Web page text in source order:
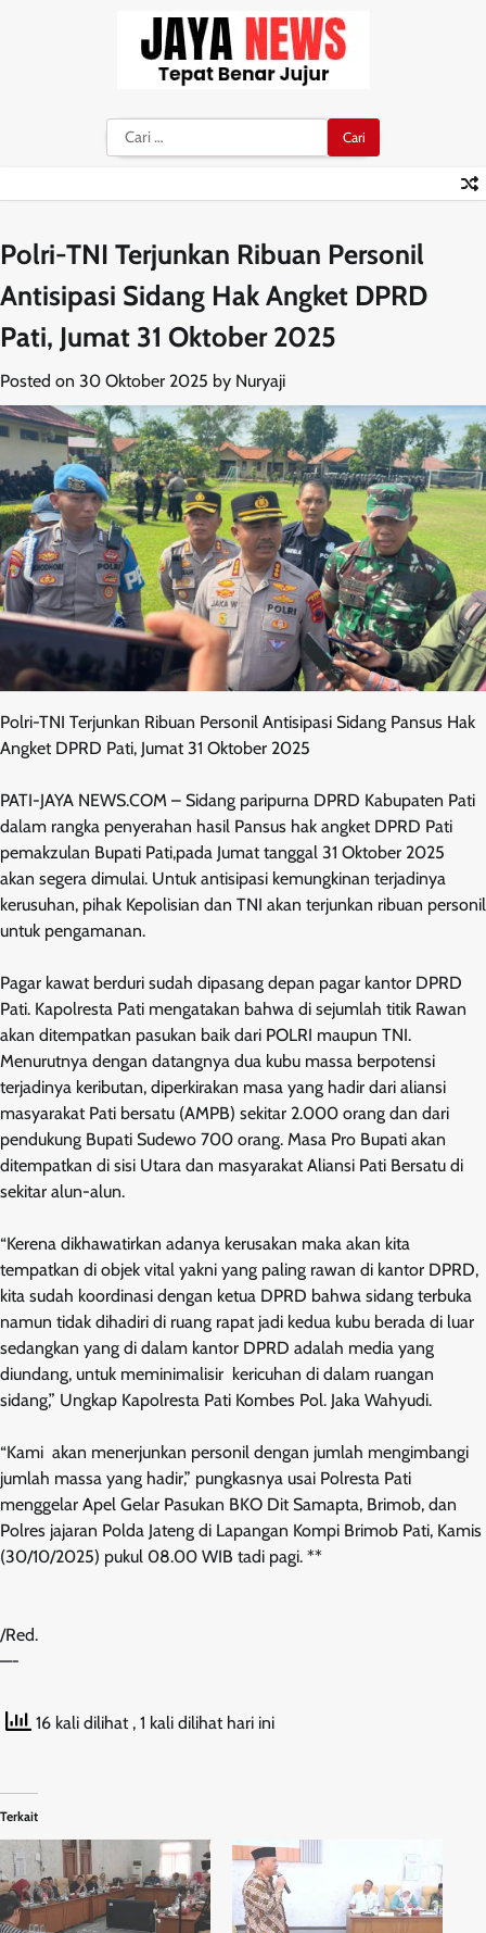
Cari
untuk:
Polri-TNI Terjunkan Ribuan Personil
Antisipasi Sidang Hak Angket DPRD
Pati, Jumat 31 Oktober 2025
Posted on 30 Oktober 2025 by Nuryaji
Polri-TNI Terjunkan Ribuan Personil Antisipasi Sidang Pansus Hak
Angket DPRD Pati, Jumat 31 Oktober 2025
PATI-JAYA NEWS.COM – Sidang paripurna DPRD Kabupaten Pati
dalam rangka penyerahan hasil Pansus hak angket DPRD Pati
pemakzulan Bupati Pati,pada Jumat tanggal 31 Oktober 2025
akan segera dimulai. Untuk antisipasi kemungkinan terjadinya
kerusuhan, pihak Kepolisian dan TNI akan terjunkan ribuan personil
untuk pengamanan.
Pagar kawat berduri sudah dipasang depan pagar kantor DPRD
Pati. Kapolresta Pati mengatakan bahwa di sejumlah titik Rawan
akan ditempatkan pasukan baik dari POLRI maupun TNI.
Menurutnya dengan datangnya dua kubu massa berpotensi
terjadinya keributan, diperkirakan masa yang hadir dari aliansi
masyarakat Pati bersatu (AMPB) sekitar 2.000 orang dan dari
pendukung Bupati Sudewo 700 orang. Masa Pro Bupati akan
ditempatkan di sisi Utara dan masyarakat Aliansi Pati Bersatu di
sekitar alun-alun.
“Kerena dikhawatirkan adanya kerusakan maka akan kita
tempatkan di objek vital yakni yang paling rawan di kantor DPRD,
kita sudah koordinasi dengan ketua DPRD bahwa sidang terbuka
namun tidak dihadiri di ruang rapat jadi kedua kubu berada di luar
sedangkan yang di dalam kantor DPRD adalah media yang
diundang, untuk meminimalisir kericuhan di dalam ruangan
sidang,” Ungkap Kapolresta Pati Kombes Pol. Jaka Wahyudi.
“Kami akan menerjunkan personil dengan jumlah mengimbangi
jumlah massa yang hadir,” pungkasnya usai Polresta Pati
menggelar Apel Gelar Pasukan BKO Dit Samapta, Brimob, dan
Polres jajaran Polda Jateng di Lapangan Kompi Brimob Pati, Kamis
(30/10/2025) pukul 08.00 WIB tadi pagi. **
/Red.
—-
16 kali dilihat , 1 kali dilihat hari ini
Terkait